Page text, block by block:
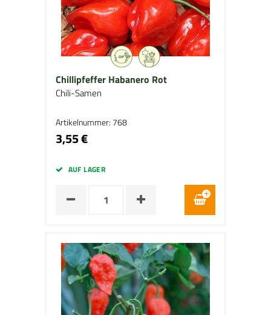
Chillipfeffer Habanero Rot
Chili-Samen
Artikelnummer: 768
3,55 €
AUF LAGER